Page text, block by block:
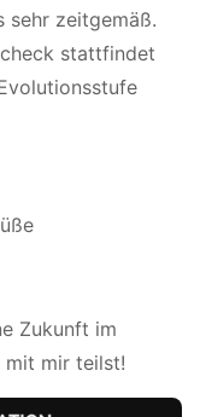
sehr zeitgemäß.
stattfindet
Zukunft im
mit mir teilst!